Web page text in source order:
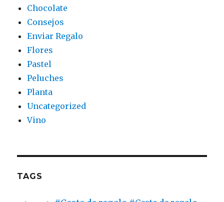
Chocolate
Consejos
Enviar Regalo
Flores
Pastel
Peluches
Planta
Uncategorized
Vino
TAGS